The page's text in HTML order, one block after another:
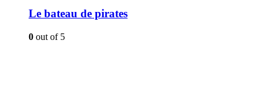
Le bateau de pirates
0 out of 5